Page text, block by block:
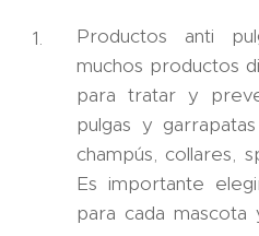
Productos anti
muchos productos
para tratar y
pulgas y
champús, collares,
Es importante
para cada mascota